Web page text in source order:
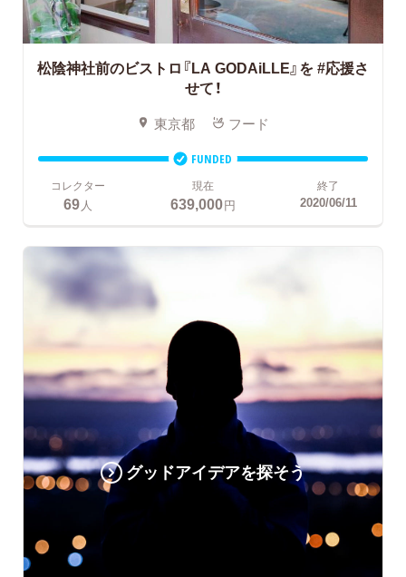
松陰神社前のビストロ『LA GODAiLLE』を#応援さ
せて！
東京都 フード
FUNDED
コレクター
69人
現在
639,000円
終了
2020/06/11
グッドアイデアを探そう